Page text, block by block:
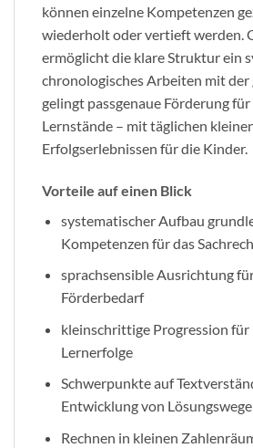
können einzelne Kompetenzen
wiederholt oder vertieft werden.
ermöglicht die klare Struktur ein
chronologisches Arbeiten mit der
gelingt passgenaue Förderung
Lernstände – mit täglichen
Erfolgserlebnissen für die Kinder.
Vorteile auf einen Blick
systematischer Aufbau
Kompetenzen für das
sprachsensible Ausrichtung
Förderbedarf
kleinschrittige Progression
Lernerfolge
Schwerpunkte auf
Entwicklung von
Rechnen in kleinen